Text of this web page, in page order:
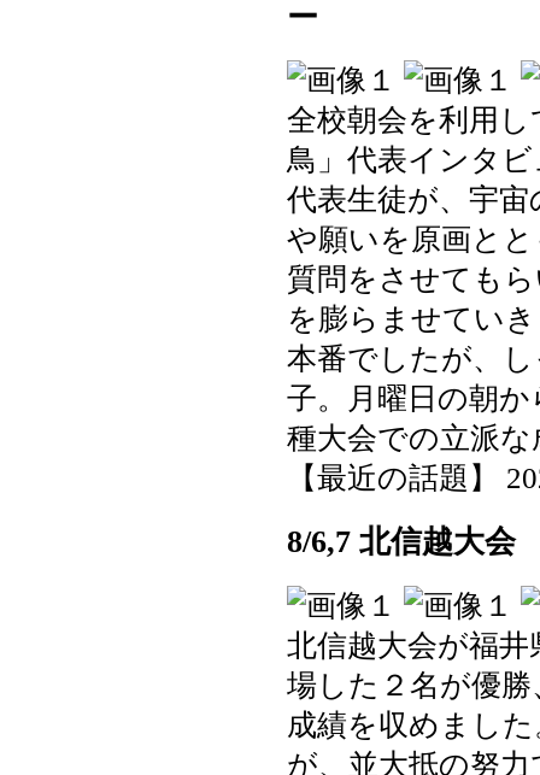
ー
全校朝会を利用
鳥」代表インタ
代表生徒が、宇
や願いを原画と
質問をさせても
を膨らませてい
本番でしたが、
子。月曜日の朝
種大会での立派
【最近の話題】
8/6,7 北信越大
北信越大会が福
場した２名が優
成績を収めまし
が、並大抵の努